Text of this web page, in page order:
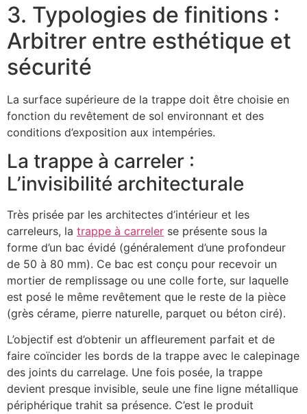
3. Typologies de finitions :
Arbitrer entre esthétique et
sécurité
La surface supérieure de la trappe doit être choisie en
fonction du revêtement de sol environnant et des
conditions d’exposition aux intempéries.
La trappe à carreler :
L’invisibilité architecturale
Très prisée par les architectes d’intérieur et les
carreleurs, la trappe à carreler se présente sous la
forme d’un bac évidé (généralement d’une profondeur
de 50 à 80 mm). Ce bac est conçu pour recevoir un
mortier de remplissage ou une colle forte, sur laquelle
est posé le même revêtement que le reste de la pièce
(grès cérame, pierre naturelle, parquet ou béton ciré).
L’objectif est d’obtenir un affleurement parfait et de
faire coïncider les bords de la trappe avec le calepinage
des joints du carrelage. Une fois posée, la trappe
devient presque invisible, seule une fine ligne métallique
périphérique trahit sa présence. C’est le produit